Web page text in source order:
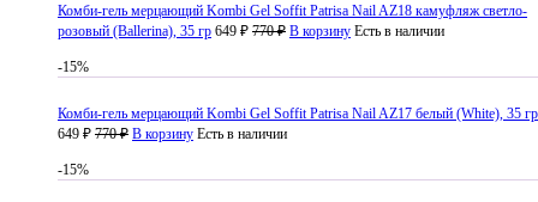
Комби-гель мерцающий Kombi Gel Soffit Patrisa Nail AZ18 камуфляж светло-
розовый (Ballerina), 35 гр 649 ₽ 770 ₽ В корзину Есть в наличии
-15%
Комби-гель мерцающий Kombi Gel Soffit Patrisa Nail AZ17 белый (White), 35 гр
649 ₽ 770 ₽ В корзину Есть в наличии
-15%